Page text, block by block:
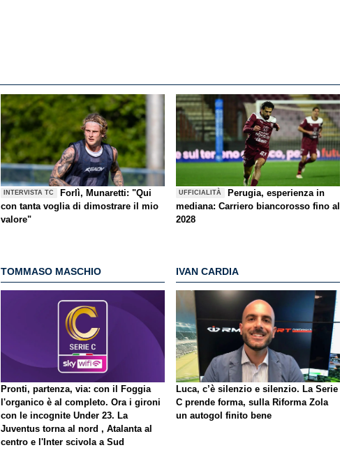
INTERVISTA TC
Forlì, Munaretti: "Qui
con tanta voglia di dimostrare il mio
valore"
UFFICIALITÀ
Perugia, esperienza in
mediana: Carriero biancorosso fino al
2028
TOMMASO MASCHIO
Pronti, partenza, via: con il Foggia
l'organico è al completo. Ora i gironi
con le incognite Under 23. La
Juventus torna al nord , Atalanta al
centro e l'Inter scivola a Sud
IVAN CARDIA
Luca, c’è silenzio e silenzio. La Serie
C prende forma, sulla Riforma Zola
un autogol finito bene